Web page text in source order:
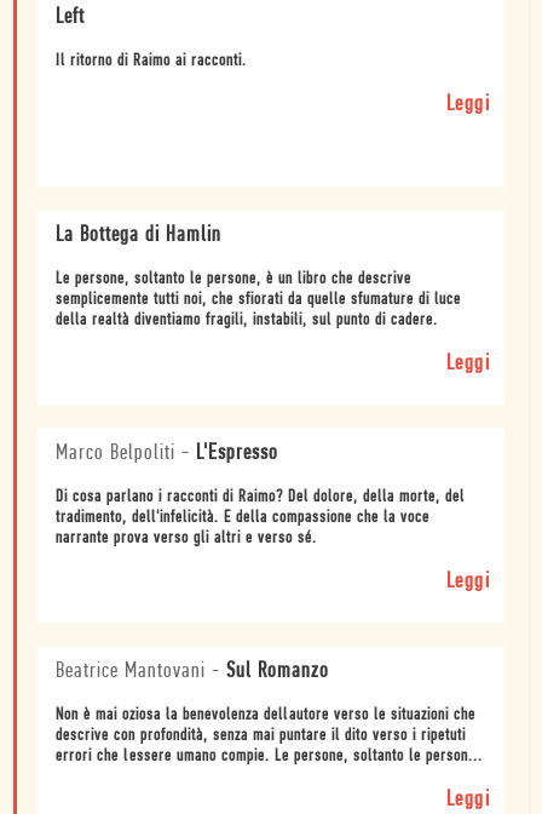
Left
Il ritorno di Raimo ai racconti.
Leggi
La Bottega di Hamlin
Le persone, soltanto le persone, è un libro che descrive
semplicemente tutti noi, che sfiorati da quelle sfumature di luce
della realtà diventiamo fragili, instabili, sul punto di cadere.
Leggi
Marco Belpoliti - L'Espresso
Di cosa parlano i racconti di Raimo? Del dolore, della morte, del
tradimento, dell'infelicità. E della compassione che la voce
narrante prova verso gli altri e verso sé.
Leggi
Beatrice Mantovani - Sul Romanzo
Non è mai oziosa la benevolenza dellautore verso le situazioni che
descrive con profondità, senza mai puntare il dito verso i ripetuti
errori che lessere umano compie. Le persone, soltanto le person...
Leggi